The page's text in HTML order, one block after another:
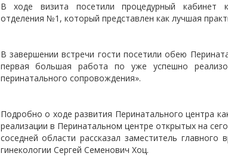
В ходе визита посетили процедурный кабинет
отделения №1, который представлен как лучшая
В завершении встречи гости посетили обею
первая большая работа по уже успешно
перинатального сопровождения».
Подробно о ходе развития Перинатального центра
реализации в Перинатальном центре открытых на
соседней области рассказал заместитель
гинекологии Сергей Семенович Хоц.